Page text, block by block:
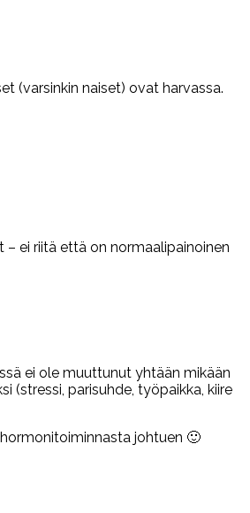
(varsinkin naiset) ovat harvassa.
ei riitä että on normaalipainoinen
ei ole muuttunut yhtään mikään
(stressi, parisuhde, työpaikka, kiire
johtuen 🙂